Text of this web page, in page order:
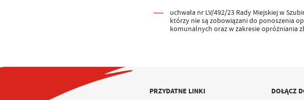
uchwała nr LV/492/23 Rady Miejskiej w
którzy nie są zobowiązani do ponoszenia
komunalnych oraz w zakresie opróżniania
PRZYDATNE LINKI DOŁĄCZ